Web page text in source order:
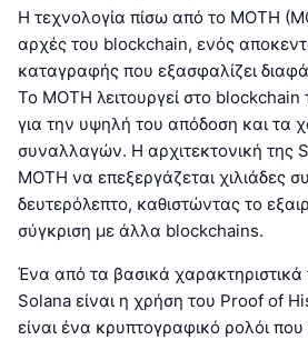
Η τεχνολογία πίσω από το MOTH
αρχές του blockchain, ενός
καταγραφής που εξασφαλίζει
Το MOTH λειτουργεί στο
για την υψηλή του απόδοση και τα
συναλλαγών. Η αρχιτεκτονική της
MOTH να επεξεργάζεται χιλιάδες
δευτερόλεπτο, καθιστώντας το
σύγκριση με άλλα blockchains.
Ένα από τα βασικά
Solana είναι η χρήση του Proof of
είναι ένα κρυπτογραφικό ρολόι που